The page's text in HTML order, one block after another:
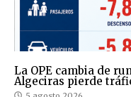
La OPE cambia de
Algeciras pierde